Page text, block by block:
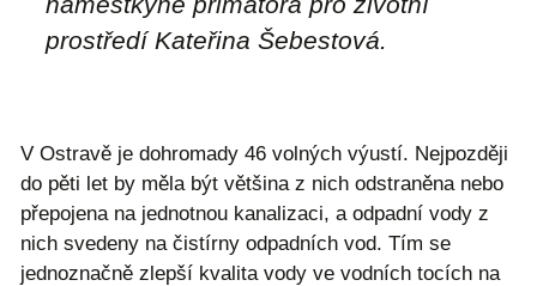
prostředí Kateřina Šebestová.
V Ostravě je dohromady 46 volných výustí. Nejpozději
do pěti let by měla být většina z nich odstraněna nebo
přepojena na jednotnou kanalizaci, a odpadní vody z
nich svedeny na čistírny odpadních vod. Tím se
jednoznačně zlepší kvalita vody ve vodních tocích na